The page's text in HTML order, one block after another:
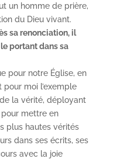
un homme de prière,
du Dieu vivant.
sa renonciation, il
portant dans sa
pour notre Église, en
moi l’exemple
la vérité, déployant
mettre en
plus hautes vérités
dans ses écrits, ses
avec la joie